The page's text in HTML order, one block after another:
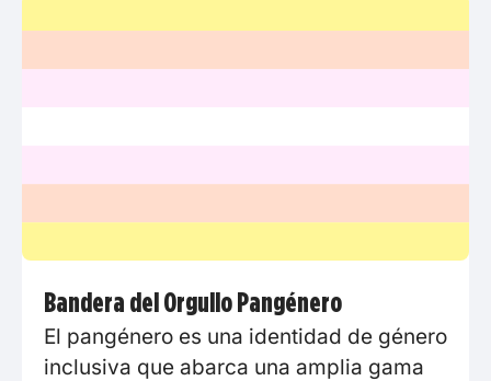
Bandera del Orgullo Pangénero
El pangénero es una identidad de género
inclusiva que abarca una amplia gama